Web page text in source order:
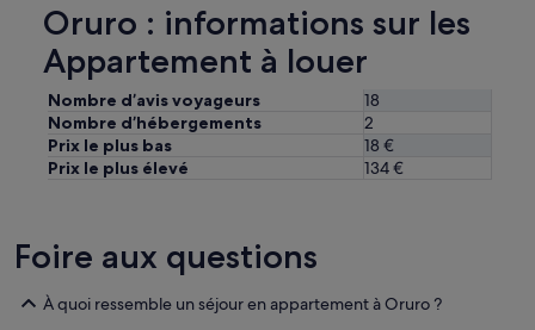
Oruro : informations sur les
Appartement à louer
Nombre d’avis voyageurs
18
Nombre d’hébergements
2
Prix le plus bas
18 €
Prix le plus élevé
134 €
Foire aux questions
À quoi ressemble un séjour en appartement à Oruro ?